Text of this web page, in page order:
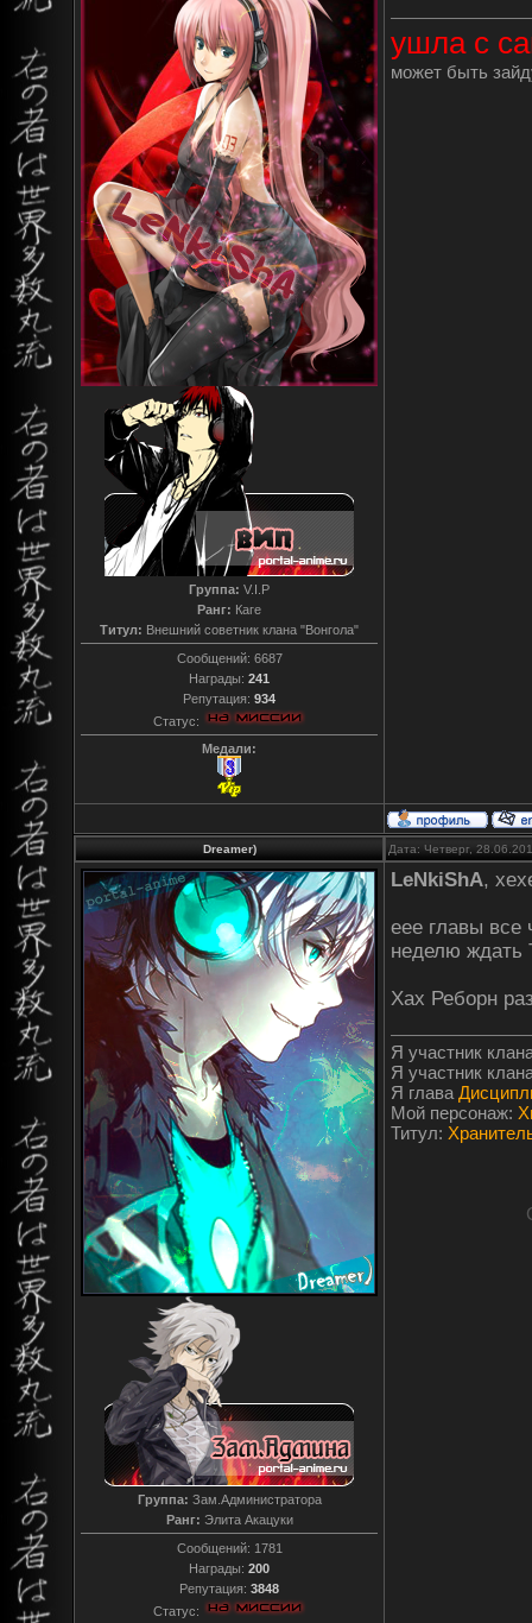
Группа: V.I.P
Ранг: Каге
Титул: Внешний советник клана "Вонгола"
Сообщений: 6687
Награды: 241
Репутация: 934
Статус:
Медали:
ушла с
может быть
Dreamer) Дата: Четверг,
Группа: Зам.Администратора
Ранг: Элита Акацуки
Сообщений: 1781
Награды: 200
Репутация: 3848
Статус:
LeNkiShA,
еее главы все
неделю ждать
Хах Реборн
Я участник
Я участник
Я глава
Мой персонаж:
Титул: